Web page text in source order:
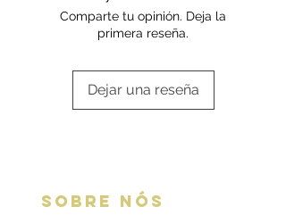
Comparte tu opinión. Deja la
primera reseña.
Dejar una reseña
SOBRE NÓS